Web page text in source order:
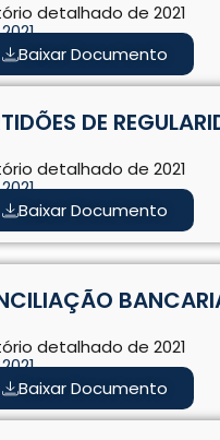
detalhado de 2021
2021
Baixar Documento
DE
detalhado de 2021
2021
Baixar Documento
detalhado de 2021
2021
Baixar Documento